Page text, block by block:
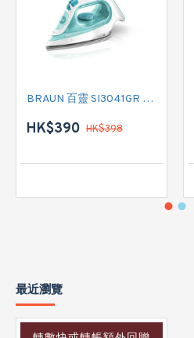
BRAUN 百靈 SI3041GR 蒸氣熨斗
HK$390 HK$398
最近瀏覽